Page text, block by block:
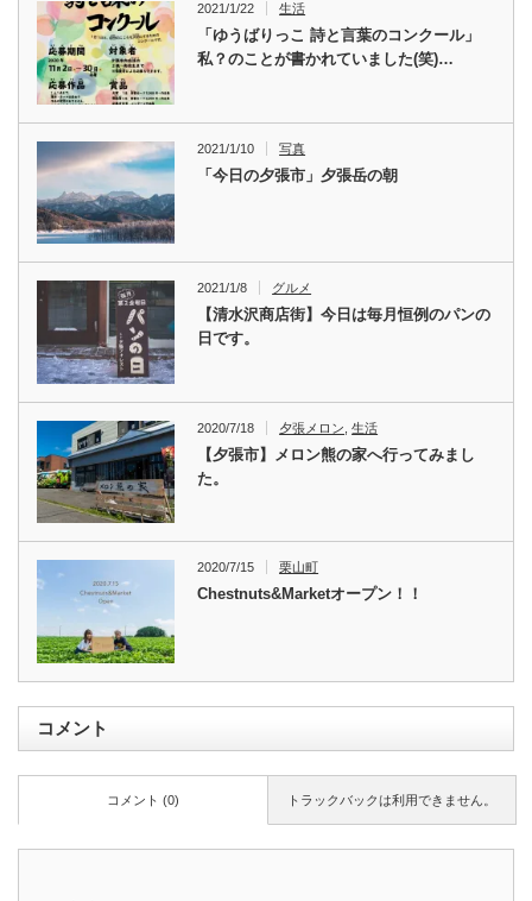
2021/1/22 生活
「ゆうばりっこ 詩と言葉のコンクール」
私？のことが書かれていました(笑)…
2021/1/10 写真
「今日の夕張市」夕張岳の朝
2021/1/8 グルメ
【清水沢商店街】今日は毎月恒例のパンの
日です。
2020/7/18 夕張メロン ,生活
【夕張市】メロン熊の家へ行ってみまし
た。
2020/7/15 栗山町
Chestnuts&Marketオープン！！
コメント
トラックバックは利用できません。
コメント (0)